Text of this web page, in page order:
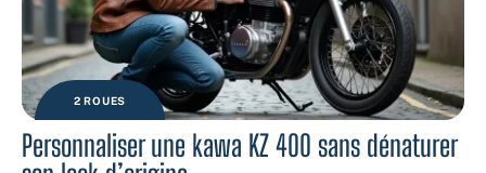
2 ROUES
Personnaliser une kawa KZ 400 sans dénaturer